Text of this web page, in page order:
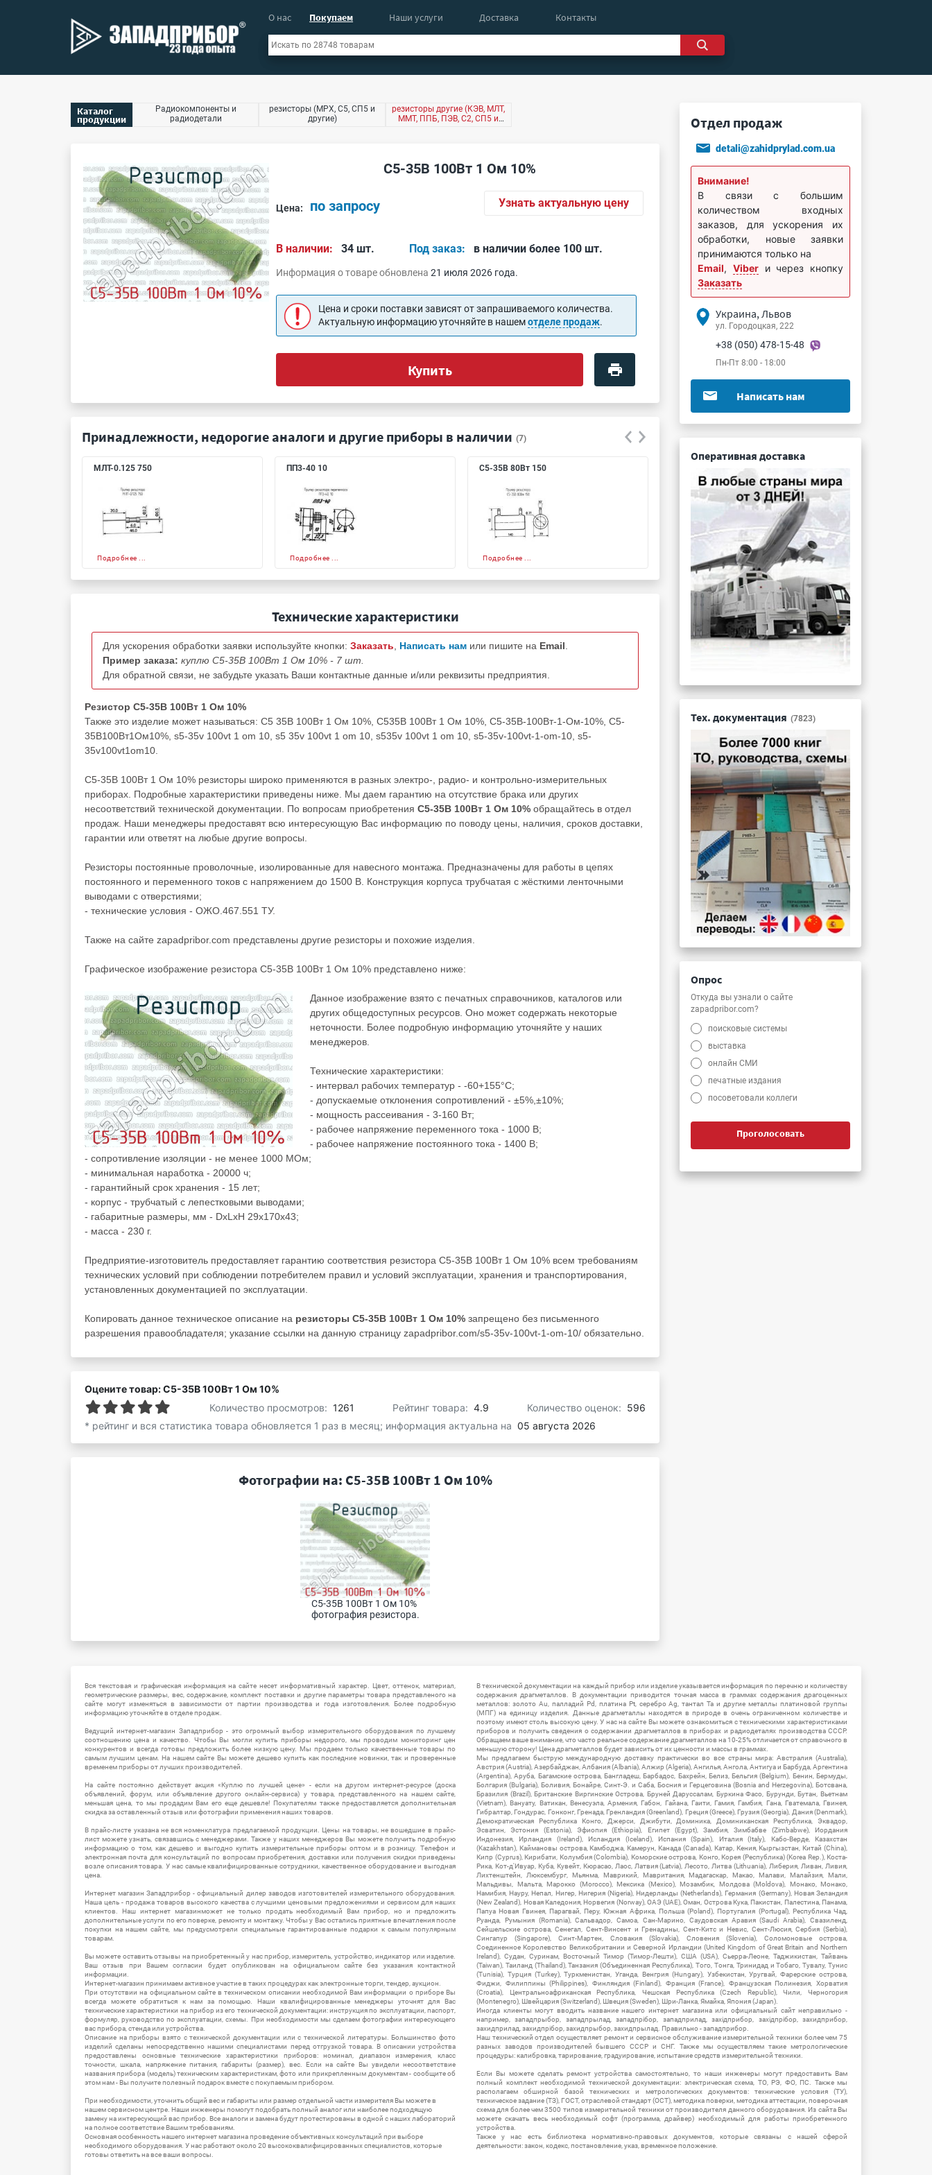
О нас Покупаем Наши услуги Доставка Контакты
Каталог
продукции
Радиокомпоненты и
радиодетали
резисторы (МРХ, С5, СП5 и
другие)
резисторы другие (КЭВ, МЛТ,
ММТ, ППБ, ПЭВ, С2, СП5 и
С5-35В 100Вт 1 Ом 10%
Цена: по запросу Узнать актуальную цену
В наличии: 34 шт. Под заказ: в наличии более 100 шт.
Информация о товаре обновлена21 июля 2026 года.
Цена и сроки поставки зависят от запрашиваемого количества.
Актуальную информацию уточняйте в нашемотделе продаж.
Купить
Принадлежности, недорогие аналоги и другие приборы в наличии (7)
МЛТ-0.125 750
Подробнее ...
ПП3-40 10
Подробнее ...
С5-35В 80Вт 150
Подробнее ...
ПЭВР-25 200 Ом 5%
Подробнее ...
Технические характеристики
Для ускорения обработки заявки используйте кнопки: Заказать Написать нам или пишите на Email
Пример заказа: куплю С5-35В 100Вт 1 Ом 10% - 7 шт.
Для обратной связи, не забудьте указать Ваши контактные данные и/или реквизиты предприятия.
Резистор С5-35В 100Вт 1 Ом 10%
Также это изделие может называться: С5 35В 100Вт 1 Ом 10%, С535В 100Вт 1 Ом 10%, С5-35В-100Вт-1-Ом-10%, С5-
35В100Вт1Ом10%, s5-35v 100vt 1 om 10, s5 35v 100vt 1 om 10, s535v 100vt 1 om 10, s5-35v-100vt-1-om-10, s5-
35v100vt1om10.
С5-35В 100Вт 1 Ом 10% резисторы широко применяются в разных электро-, радио- и контрольно-измерительных
приборах. Подробные характеристики приведены ниже. Мы даем гарантию на отсутствие брака или других
несоответствий технической документации. По вопросам приобретения С5-35В 100Вт 1 Ом 10% обращайтесь в отдел
продаж. Наши менеджеры предоставят всю интересующую Вас информацию по поводу цены, наличия, сроков доставки,
гарантии или ответят на любые другие вопросы.
Резисторы постоянные проволочные, изолированные для навесного монтажа. Предназначены для работы в цепях
постоянного и переменного токов с напряжением до 1500 В. Конструкция корпуса трубчатая с жёсткими ленточными
выводами с отверстиями;
- технические условия - ОЖО.467.551 ТУ.
Также на сайте zapadpribor.com представлены другие резисторы и похожие изделия.
Графическое изображение резистора С5-35В 100Вт 1 Ом 10% представлено ниже:
Данное изображение взято с печатных справочников, каталогов или
других общедоступных ресурсов. Оно может содержать некоторые
неточности. Более подробную информацию уточняйте у наших
менеджеров.
Технические характеристики:
- интервал рабочих температур - -60+155°C;
- допускаемые отклонения сопротивлений - ±5%,±10%;
- мощность рассеивания - 3-160 Вт;
- рабочее напряжение переменного тока - 1000 В;
- рабочее напряжение постоянного тока - 1400 В;
- сопротивление изоляции - не менее 1000 МОм;
- минимальная наработка - 20000 ч;
- гарантийный срок хранения - 15 лет;
- корпус - трубчатый с лепестковыми выводами;
- габаритные размеры, мм - DxLxH 29x170x43;
- масса - 230 г.
Предприятие-изготовитель предоставляет гарантию соответствия резистора С5-35В 100Вт 1 Ом 10% всем требованиям
технических условий при соблюдении потребителем правил и условий эксплуатации, хранения и транспортирования,
установленных документацией по эксплуатации.
Копировать данное техническое описание на резисторы С5-35В 100Вт 1 Ом 10% запрещено без письменного
разрешения правообладателя; указание ссылки на данную страницу zapadpribor.com/s5-35v-100vt-1-om-10/ обязательно.
Оцените товар: С5-35В 100Вт 1 Ом 10%
Количество просмотров: 1261 Рейтинг товара: 4.9 Количество оценок: 596
* рейтинг и вся статистика товара обновляется 1 раз в месяц; информация актуальна на 05 августа 2026
Фотографии на: С5-35В 100Вт 1 Ом 10%
С5-35В 100Вт 1 Ом 10%
фотография резистора.
Отдел продаж
detali@zahidprylad.com.ua
Внимание!
В связи с большим
количеством входных
заказов, для ускорения их
обработки, новые заявки
принимаются только на
Email, Viberи через кнопку
Заказать
Украина, Львов
ул. Городоцкая, 222
+38 (050) 478-15-48
Пн-Пт 8:00 - 18:00
Написать нам
Оперативная доставка
Тех. документация (7823)
Опрос
Откуда вы узнали о сайте
zapadpribor.com?
поисковые системы
выставка
онлайн СМИ
печатные издания
посоветовали коллеги
Проголосовать
Вся текстовая и графическая информация на сайте несет информативный характер. Цвет, оттенок, материал,
геометрические размеры, вес, содержание, комплект поставки и другие параметры товара представленого на
сайте могут изменяться в зависимости от партии производства и года изготовления. Более подробную
информацию уточняйте в отделе продаж.
Ведущий интернет-магазин Западприбор - это огромный выбор измерительного оборудования по лучшему
соотношению цена и качество. Чтобы Вы могли купить приборы недорого, мы проводим мониторинг цен
конкурентов и всегда готовы предложить более низкую цену. Мы продаем только качественные товары по
самым лучшим ценам. На нашем сайте Вы можете дешево купить как последние новинки, так и проверенные
временем приборы от лучших производителей.
На сайте постоянно действует акция «Куплю по лучшей цене» - если на другом интернет-ресурсе (доска
объявлений, форум, или объявление другого онлайн-сервиса) у товара, представленного на нашем сайте,
меньшая цена, то мы продадим Вам его еще дешевле! Покупателям также предоставляется дополнительная
скидка за оставленный отзыв или фотографии применения наших товаров.
В прайс-листе указана не вся номенклатура предлагаемой продукции. Цены на товары, не вошедшие в прайс-
лист можете узнать, связавшись с менеджерами. Также у наших менеджеров Вы можете получить подробную
информацию о том, как дешево и выгодно купить измерительные приборы оптом и в розницу. Телефон и
электронная почта для консультаций по вопросам приобретения, доставки или получения скидки приведены
возле описания товара. У нас самые квалифицированные сотрудники, качественное оборудование и выгодная
цена.
Интернет магазин Западприбор - официальный дилер заводов изготовителей измерительного оборудования.
Наша цель - продажа товаров высокого качества с лучшими ценовыми предложениями и сервисом для наших
клиентов. Наш интернет магазинможет не только продать необходимый Вам прибор, но и предложить
дополнительные услуги по его поверке, ремонту и монтажу. Чтобы у Вас остались приятные впечатления после
покупки на нашем сайте, мы предусмотрели специальные гарантированные подарки к самым популярным
товарам.
Вы можете оставить отзывы на приобретенный у нас прибор, измеритель, устройство, индикатор или изделие.
Ваш отзыв при Вашем согласии будет опубликован на официальном сайте без указания контактной
информации.
Интернет-магазин принимаем активное участие в таких процедурах как электронные торги, тендер, аукцион.
При отсутствии на официальном сайте в техническом описании необходимой Вам информации о приборе Вы
всегда можете обратиться к нам за помощью. Наши квалифицированные менеджеры уточнят для Вас
технические характеристики на прибор из его технической документации: инструкция по эксплуатации, паспорт,
формуляр, руководство по эксплуатации, схемы. При необходимости мы сделаем фотографии интересующего
вас прибора, стенда или устройства.
Описание на приборы взято с технической документации или с технической литературы. Большинство фото
изделий сделаны непосредственно нашими специалистами перед отгрузкой товара. В описании устройства
предоставлены основные технические характеристики приборов: номинал, диапазон измерения, класс
точности, шкала, напряжение питания, габариты (размер), вес. Если на сайте Вы увидели несоответствие
названия прибора (модель) техническим характеристикам, фото или прикрепленным документам - сообщите об
этом нам - Вы получите полезный подарок вместе с покупаемым прибором.
При необходимости, уточнить общий вес и габариты или размер отдельной части измерителя Вы можете в
нашем сервисном центре. Наши инженеры помогут подобрать полный аналог или наиболее подходящую
замену на интересующий вас прибор. Все аналоги и замена будут протестированы в одной с наших лабораторий
на полное соответствие Вашим требованиям.
Основная особенность нашего интернет магазина проведение объективных консультаций при выборе
необходимого оборудования. У нас работают около 20 высококвалифицированных специалистов, которые
готовы ответить на все ваши вопросы.
В технической документации на каждый прибор или изделие указывается информация по перечню и количеству
содержания драгметаллов. В документации приводится точная масса в граммах содержания драгоценных
металлов: золото Au, палладий Pd, платина Pt, серебро Ag, тантал Ta и другие металлы платиновой группы
(МПГ) на единицу изделия. Данные драгметаллы находятся в природе в очень ограниченном количестве и
поэтому имеют столь высокую цену. У нас на сайте Вы можете ознакомиться с техническими характеристиками
приборов и получить сведения о содержании драгметаллов в приборах и радиодеталях производства СССР.
Обращаем ваше внимание, что часто реальное содержание драгметаллов на 10-25% отличается от справочного в
меньшую сторону! Цена драгметаллов будет зависить от их ценности и массы в граммах.
Мы предлагаем быструю международную доставку практически во все страны мира: Австралия (Australia),
Австрия (Austria), Азербайджан, Албания (Albania), Алжир (Algeria), Ангилья, Ангола, Антигуа и Барбуда, Аргентина
(Argentina), Аруба, Багамские острова, Бангладеш, Барбадос, Бахрейн, Белиз, Бельгия (Belgium), Бенин, Бермуды,
Болгария (Bulgaria), Боливия, Бонайре, Синт-Э. и Саба, Босния и Герцеговина (Bosnia and Herzegovina), Ботсвана,
Бразилия (Brazil), Британские Виргинские Острова, Бруней Даруссалам, Буркина Фасо, Бурунди, Бутан, Вьетнам
(Vietnam), Вануату, Ватикан, Венесуэла, Армения, Габон, Гайана, Гаити, Гамия, Гамбия, Гана, Гватемала, Гвинея,
Гибралтар, Гондурас, Гонконг, Гренада, Гренландия (Greenland), Греция (Greece), Грузия (Georgia), Дания (Denmark),
Демократическая Республика Конго, Джерси, Джибути, Доминика, Доминиканская Республика, Эквадор,
Эсватин, Эстония (Estonia), Эфиопия (Ethiopia), Египет (Egypt), Замбия, Зимбабве (Zimbabwe), Иордания
Индонезия, Ирландия (Ireland), Исландия (Iceland), Испания (Spain), Италия (Italy), Кабо-Верде, Казахстан
(Kazakhstan), Каймановы острова, Камбоджа, Камерун, Канада (Canada), Катар, Кения, Кыргызстан, Китай (China),
Кипр (Cyprus), Кирибати, Колумбия (Colombia), Коморские острова, Конго, Корея (Республика) (Korea Rep.), Коста-
Рика, Кот-д'Ивуар, Куба, Кувейт, Кюрасао, Лаос, Латвия (Latvia), Лесото, Литва (Lithuania), Либерия, Ливан, Ливия,
Лихтенштейн, Люксембург, Мьянма, Маврикий, Мавритания, Мадагаскар, Макао, Малави, Малайзия, Мали,
Мальдивы, Мальта, Марокко (Morocco), Мексика (Mexico), Мозамбик, Молдова (Moldova), Монако, Монако,
Намибия, Науру, Непал, Нигер, Нигерия (Nigeria), Нидерланды (Netherlands), Германия (Germany), Новая Зеландия
(New Zealand), Новая Каледония, Норвегия (Norway), ОАЭ (UAE), Оман, Острова Кука, Пакистан, Палестина, Панама,
Папуа Новая Гвинея, Парагвай, Перу, Южная Африка, Польша (Poland), Португалия (Portugal), Республика Чад,
Руанда, Румыния (Romania), Сальвадор, Самоа, Сан-Марино, Саудовская Аравия (Saudi Arabia), Свазиленд,
Сейшельские острова, Сенегал, Сент-Винсент и Гренадины, Сент-Китс и Невис, Сент-Люсия, Сербия (Serbia),
Сингапур (Singapore), Синт-Мартен, Словакия (Slovakia), Словения (Slovenia), Соломоновые острова,
Соединенное Королевство Великобритании и Северной Ирландии (United Kingdom of Great Britain and Northern
Ireland), Судан, Суринам, Восточный Тимор (Тимор-Лешти), США (USA), Сьерра-Леоне, Таджикистан, Тайвань
(Taiwan), Таиланд (Thailand), Танзания (Объединенная Республика), Того, Тонга, Тринидад и Тобаго, Тувалу, Тунис
(Tunisia), Турция (Turkey), Туркменистан, Уганда, Венгрия (Hungary), Узбекистан, Уругвай, Фарерские острова,
Фиджи, Филиппины (Philippines), Финляндия (Finland), Франция (France), Французская Полинезия, Хорватия
(Croatia), Центральноафриканская Республика, Чешская Республика (Czech Republic), Чили, Черногория
(Montenegro), Швейцария (Switzerland), Швеция (Sweden), Шри-Ланка, Ямайка, Япония (Japan).
Иногда клиенты могут вводить название нашего интернет магазина или официальный сайт неправильно -
например, западпрыбор, западпрылад, западпрібор, западприлад, західприбор, західпрібор, захидприбор,
захидприлад, захидпрібор, захидпрыбор, захидпрылад. Правильно - западприбор.
Наш технический отдел осуществляет ремонт и сервисное обслуживание измерительной техники более чем 75
разных заводов производителей бывшего СССР и СНГ. Также мы осуществляем такие метрологические
процедуры: калибровка, тарирование, градуирование, испытание средств измерительной техники.
Если Вы можете сделать ремонт устройства самостоятельно, то наши инженеры могут предоставить Вам
полный комплект необходимой технической документации: электрическая схема, ТО, РЭ, ФО, ПС. Также мы
располагаем обширной базой технических и метрологических документов: технические условия (ТУ),
техническое задание (ТЗ), ГОСТ, отраслевой стандарт (ОСТ), методика поверки, методика аттестации, поверочная
схема для более чем 3500 типов измерительной техники от производителя данного оборудования. Из сайта Вы
можете скачать весь необходимый софт (программа, драйвер) необходимый для работы приобретенного
устройства.
Также у нас есть библиотека нормативно-правовых документов, которые связаны с нашей сферой
деятельности: закон, кодекс, постановление, указ, временное положение.